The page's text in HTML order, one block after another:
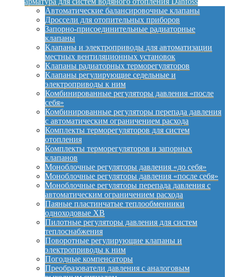
Автоматические балансировочные клапаны
Дроссели для отопительных приборов
Запорно-присоединительные радиаторные
клапаны
Клапаны и электроприводы для автоматизации
местных вентиляционных установок
Клапаны радиаторных терморегуляторов
Клапаны регулирующие седельные и
электроприводы к ним
Комбинированные регуляторы давления «после
себя»
Комбинированные регуляторы перепада давления
с автоматическим ограничением расхода
Комплекты терморегуляторов для систем
отопления
Комплекты терморегуляторов и запорных
клапанов
Моноблочные регуляторы давления «до себя»
Моноблочные регуляторы давления «после себя»
Моноблочные регуляторы перепада давления с
автоматическим ограничением расхода
Паяные пластинчатые теплообменники
одноходовые XB
Пилотные регуляторы давления для систем
теплоснабжения
Поворотные регулирующие клапаны и
электроприводы к ним
Погодные компенсаторы
Преобразователи давления с аналоговым